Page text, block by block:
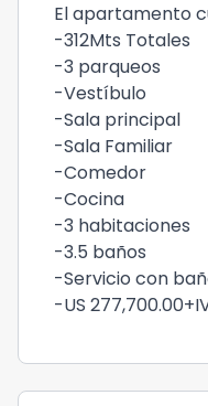
El apartamento
-312Mts Totales
-3 parqueos
-Vestíbulo
-Sala principal
-Sala Familiar
-Comedor
-Cocina
-3 habitaciones
-3.5 baños
-Servicio con
-US